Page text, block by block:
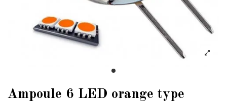
Ampoule 6 LED orange type